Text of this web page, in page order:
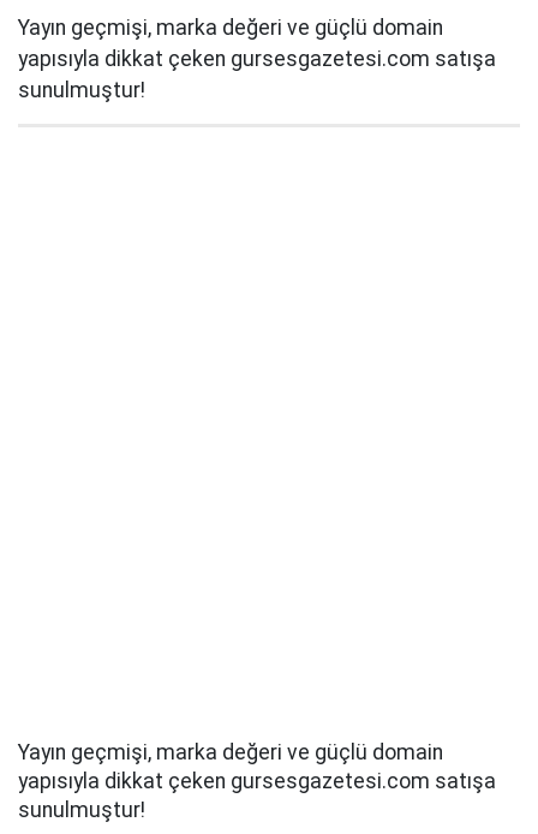
Yayın geçmişi, marka değeri ve güçlü domain
yapısıyla dikkat çeken gursesgazetesi.com satışa
sunulmuştur!
Yayın geçmişi, marka değeri ve güçlü domain
yapısıyla dikkat çeken gursesgazetesi.com satışa
sunulmuştur!